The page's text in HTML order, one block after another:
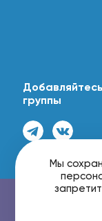
группы
© 2016 - 2026
Проверить
Мы